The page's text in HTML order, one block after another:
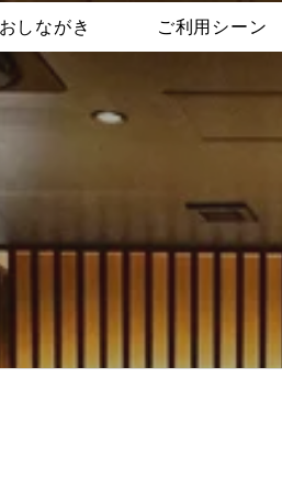
おしながき ご利用シーン